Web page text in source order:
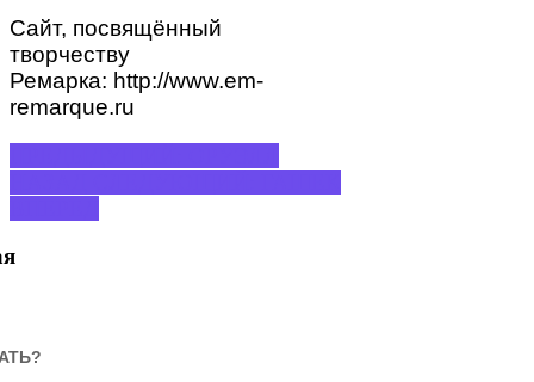
Сайт, посвящённый
творчеству
Ремарка: http://www.em-
remarque.ru